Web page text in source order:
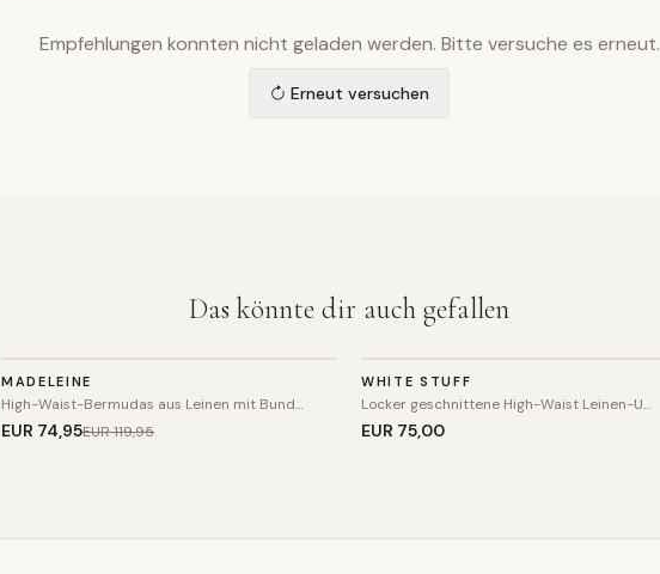
Empfehlungen konnten nicht geladen werden. Bitte versuche es erneut.
Erneut versuchen
Das könnte dir auch gefallen
SALE
MADELEINE
High-Waist-Bermudas aus Leinen mit Bund…
EUR 74,95EUR 119,95
HOSE
WHITE STUFF
Locker geschnittene High-Waist Leinen-U…
EUR 75,00